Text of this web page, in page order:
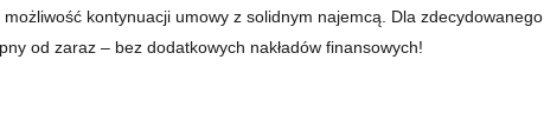
kontynuacji umowy z solidnym najemcą. Dla zdecydowanego
od zaraz – bez dodatkowych nakładów finansowych!